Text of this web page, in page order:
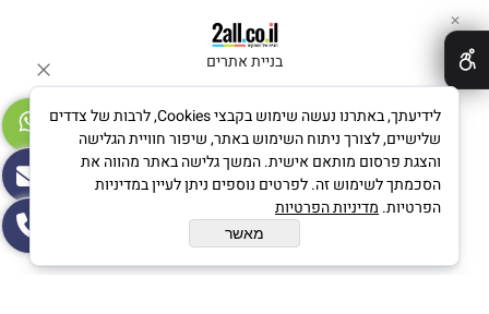
בניית אתרים
✕
לידיעתך, באתרנו נעשה שימוש בקבצי Cookies, לרבות של צדדים
שלישיים, לצורך ניתוח השימוש באתר, שיפור חוויית הגלישה
והצגת פרסום מותאם אישית. המשך גלישה באתר מהווה את
הסכמתך לשימוש זה. לפרטים נוספים ניתן לעיין במדיניות
הפרטיות. מדיניות הפרטיות
מאשר